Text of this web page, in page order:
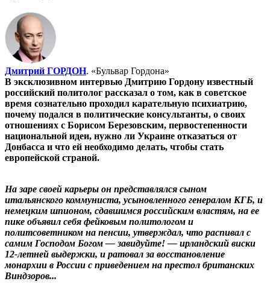
Дмитрий ГОРДОН. «Бульвар Гордона»
В эксклюзивном интервью Дмитрию Гордону известный
российский политолог рассказал о том, как в советское
время сознательно проходил карательную психиатрию,
почему подался в политические консультанты, о своих
отношениях с Борисом Березовским, первостепенности
национальной идеи, нужно ли Украине отказаться от
Донбасса и что ей необходимо делать, чтобы стать
европейской страной.
На заре своей карьеры он представлялся сыном
итальянского коммуниста, усыновленного генералом КГБ, и
немецким шпионом, сдавшимся российским властям, на ее
пике объявил себя фейковым политологом и
политсоветником на пенсии, утверждал, что распивал с
самим Господом Богом — завидуйте! — ирландский виски
12-летней выдержки, и ратовал за восстановление
монархии в России с приведением на престол британских
Виндзоров...